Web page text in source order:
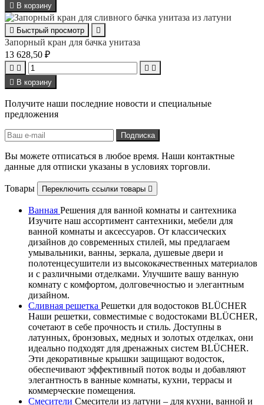
 В корзину
 Быстрый просмотр 
Запорный кран для бачка унитаза
13 628,50 ₽
   
 В корзину
Получите наши последние новости и специальные
предложения
Вы можете отписаться в любое время. Наши контактные
данные для отписки указаны в условиях торговли.
Товары Переключить ссылки товары 
Ванная Решения для ванной комнаты и сантехника
Изучите наш ассортимент сантехники, мебели для
ванной комнаты и аксессуаров. От классических
дизайнов до современных стилей, мы предлагаем
умывальники, ванны, зеркала, душевые двери и
полотенцесушители из высококачественных материалов
и с различными отделками. Улучшите вашу ванную
комнату с комфортом, долговечностью и элегантным
дизайном.
Сливная решетка Решетки для водостоков BLÜCHER
Наши решетки, совместимые с водостоками BLÜCHER,
сочетают в себе прочность и стиль. Доступны в
латунных, бронзовых, медных и золотых отделках, они
идеально подходят для дренажных систем BLÜCHER.
Эти декоративные крышки защищают водосток,
обеспечивают эффективный поток воды и добавляют
элегантность в ванные комнаты, кухни, террасы и
коммерческие помещения.
Смесители Смесители из латуни – для кухни, ванной и